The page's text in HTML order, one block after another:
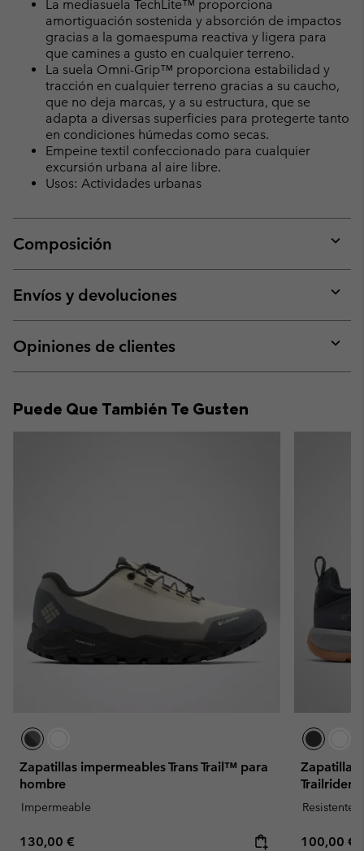
La mediasuela TechLite™ proporciona
amortiguación sostenida y absorción de impactos
gracias a la gomaespuma reactiva y ligera para
que camines a gusto en cualquier terreno.
La suela Omni-Grip™ proporciona estabilidad y
tracción en cualquier terreno gracias a su caucho,
que no deja marcas, y a su estructura, que se
adapta a diversas superficies para protegerte tanto
en condiciones húmedas como secas.
Empeine textil confeccionado para cualquier
excursión urbana al aire libre.
Usos: Actividades urbanas
Composición
or
Envíos y devoluciones
or
Opiniones de clientes
or
Puede Que También Te Gusten
Zapatillas impermeables Trans Trail™ para
hombre
Impermeable
Regular price:
130,00 €
Zapatillas
Trailrider
Resistente
Regular
100,00 €